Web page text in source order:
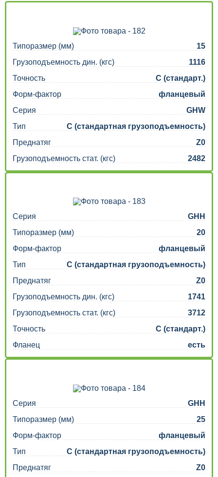
Типоразмер (мм)
15
Грузоподъемность дин. (кгс)
1116
Точность
C (стандарт.)
Форм-фактор
фланцевый
Серия
GHW
Тип
C (стандартная грузоподъемность)
Преднатяг
Z0
Грузоподъемность стат. (кгс)
2482
Серия
GHH
Типоразмер (мм)
20
Форм-фактор
фланцевый
Тип
C (стандартная грузоподъемность)
Преднатяг
Z0
Грузоподъемность дин. (кгс)
1741
Грузоподъемность стат. (кгс)
3712
Точность
C (стандарт.)
Фланец
есть
Серия
GHH
Типоразмер (мм)
25
Форм-фактор
фланцевый
Тип
C (стандартная грузоподъемность)
Преднатяг
Z0